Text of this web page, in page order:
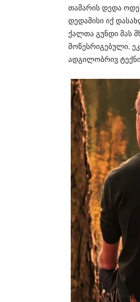
თამარის დედა
დედამისი იქ
ქალთა გუნდი მას
მოწესრიგებული.
ადგილობრივ